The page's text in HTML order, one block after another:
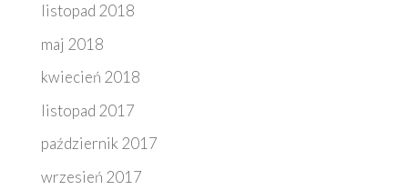
listopad 2018
maj 2018
kwiecień 2018
listopad 2017
październik 2017
wrzesień 2017